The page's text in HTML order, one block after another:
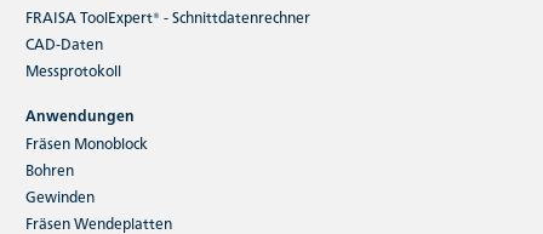
FRAISA ToolExpert® - Schnittdatenrechner
CAD-Daten
Messprotokoll
Anwendungen
Fräsen Monoblock
Bohren
Gewinden
Fräsen Wendeplatten